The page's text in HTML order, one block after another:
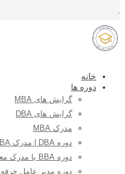
خانه
دوره ها
گرایش های MBA
گرایش های DBA
مدرک MBA
دوره DBA | مدرک DBA
دوره BBA با مدرک معتبر بین‌المللی
دوره مدیر عامل حرفه